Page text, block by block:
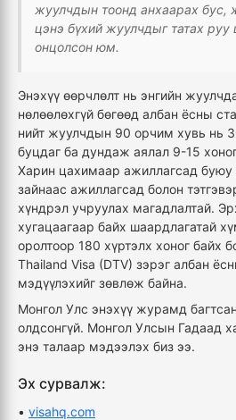
жуулчдын тоонд анхаарах бус,
цэнэ бүхий жуулчдыг татах
онцолсон юм.
Энэхүү өөрчлөлт нь энгийн
нөлөөлөхгүй бөгөөд албан ёсны
нийт жуулчдын 90 орчим хувь нь
буцдаг ба дундаж аялал 9-15
Харин цахимаар ажиллагсад буюу
зайнаас ажиллагсад болон
хүндрэл учруулах магадлалтай.
хугацаагаар байх шаардлагатай
оролтоор 180 хүртэлх хоног байх
Thailand Visa (DTV) зэрэг албан
мэдүүлэхийг зөвлөж байна.
Монгол Улс энэхүү журамд
олдсонгүй. Монгол Улсын Гадаад
энэ талаар мэдээлэх биз ээ.
Эх сурвалж:
• visahq.com